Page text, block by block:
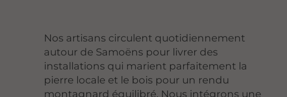
Nos artisans circulent quotidiennement
autour de Samoëns pour livrer des
installations qui marient parfaitement la
pierre locale et le bois pour un rendu
montagnard équilibré. Nous intégrons une